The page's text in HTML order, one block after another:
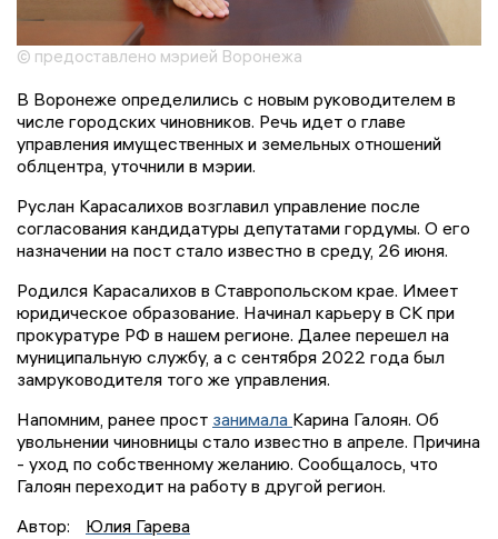
© предоставлено мэрией Воронежа
В Воронеже определились с новым руководителем в
числе городских чиновников. Речь идет о главе
управления имущественных и земельных отношений
облцентра, уточнили в мэрии.
Руслан Карасалихов возглавил управление после
согласования кандидатуры депутатами гордумы. О его
назначении на пост стало известно в среду, 26 июня.
Родился Карасалихов в Ставропольском крае. Имеет
юридическое образование. Начинал карьеру в СК при
прокуратуре РФ в нашем регионе. Далее перешел на
муниципальную службу, а с сентября 2022 года был
замруководителя того же управления.
Напомним, ранее прост занимала Карина Галоян. Об
увольнении чиновницы стало известно в апреле. Причина
- уход по собственному желанию. Сообщалось, что
Галоян переходит на работу в другой регион.
Автор:
Юлия Гарева